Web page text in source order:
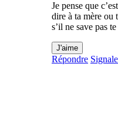
Je pense que
dire à ta mère ou
s’il ne save pas
J'aime
Répondre